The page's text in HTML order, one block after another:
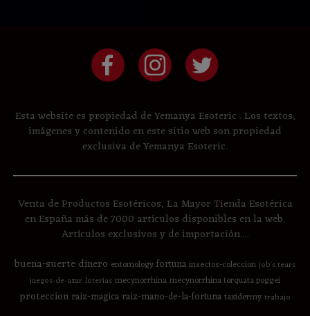
Esta website es propiedad de Yemanya Esoteric . Los textos,
imágenes y contenido en este sitio web son propiedad
exclusiva de Yemanya Esoteric.
Venta de Productos Esotéricos, La Mayor Tienda Esotérica
en España más de 7000 artículos disponibles en la web.
Artículos exclusivos y de importación....
buena-suertedinero entomologyfortunainsectos-coleccion job's tears
juegos-de-azar loterias mecynorrhinamecynorrhina torquata poggei
proteccion raiz-magica raiz-mano-de-la-fortunataxidermy trabajo